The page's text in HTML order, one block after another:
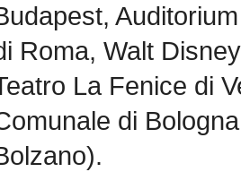
Roma, Walt
La Fenice di
di